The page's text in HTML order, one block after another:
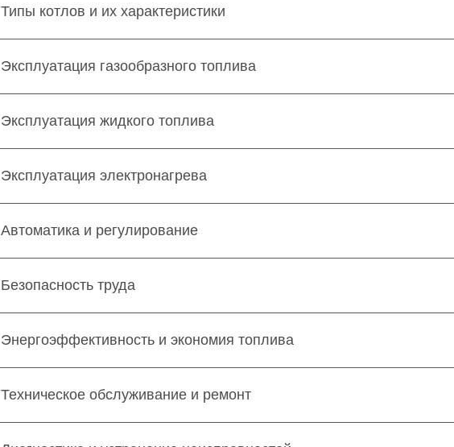
Типы котлов и их характеристики
Эксплуатация газообразного топлива
Эксплуатация жидкого топлива
Эксплуатация электронагрева
Автоматика и регулирование
Безопасность труда
Энергоэффективность и экономия топлива
Техническое обслуживание и ремонт